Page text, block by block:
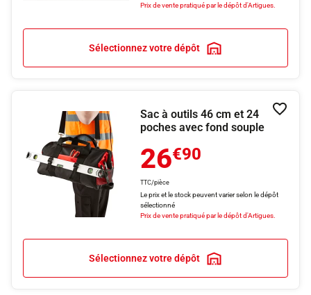
Prix de vente pratiqué par le dépôt d'Artigues.
Sélectionnez votre dépôt
Sac à outils 46 cm et 24
poches avec fond souple
26€90
TTC/pièce
Le prix et le stock peuvent varier selon le dépôt
sélectionné
Prix de vente pratiqué par le dépôt d'Artigues.
Sélectionnez votre dépôt